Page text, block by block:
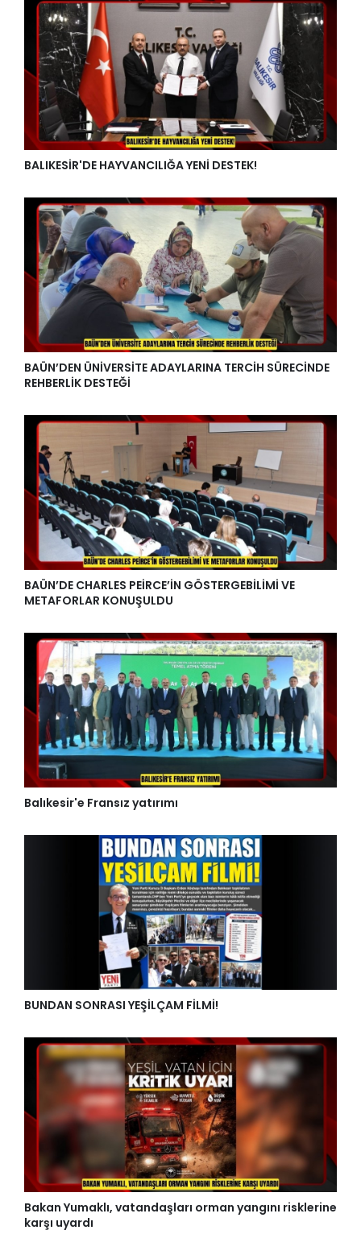
BALIKESİR'DE HAYVANCILIĞA YENİ DESTEK!
BAÜN’DEN ÜNİVERSİTE ADAYLARINA TERCİH SÜRECİNDE
REHBERLİK DESTEĞİ
BAÜN’DE CHARLES PEİRCE’İN GÖSTERGEBİLİMİ VE
METAFORLAR KONUŞULDU
Balıkesir'e Fransız yatırımı
BUNDAN SONRASI YEŞİLÇAM FİLMİ!
Bakan Yumaklı, vatandaşları orman yangını risklerine
karşı uyardı